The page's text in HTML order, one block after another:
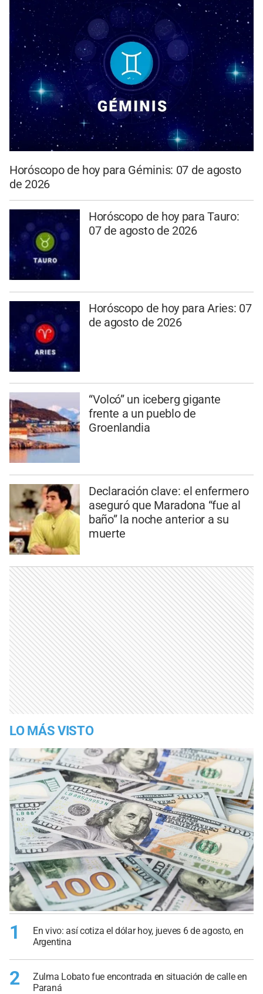
Horóscopo de hoy para Géminis: 07 de agosto
de 2026
Horóscopo de hoy para Tauro:
07 de agosto de 2026
Horóscopo de hoy para Aries: 07
de agosto de 2026
“Volcó” un iceberg gigante
frente a un pueblo de
Groenlandia
Declaración clave: el enfermero
aseguró que Maradona “fue al
baño” la noche anterior a su
muerte
LO MÁS VISTO
1
En vivo: así cotiza el dólar hoy, jueves 6 de agosto, en
Argentina
2
Zulma Lobato fue encontrada en situación de calle en
Paraná